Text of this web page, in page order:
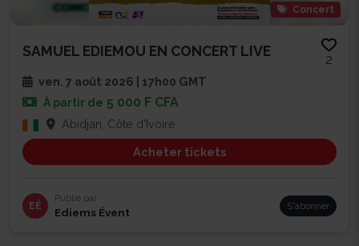
Concert
SAMUEL EDIEMOU EN CONCERT LIVE
2
ven. 7 août 2026 | 17h00 GMT
À partir de 5 000 F CFA
Abidjan, Côte d'Ivoire
Acheter tickets
EÉ
Publié par
Ediems Évent S'abonner